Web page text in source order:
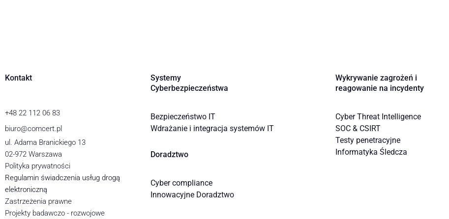
Kontakt
+48 22 112 06 83
biuro@comcert.pl
ul. Adama Branickiego 13
02-972 Warszawa
Polityka prywatności
Regulamin świadczenia usług drogą
elektroniczną
Zastrzeżenia prawne
Projekty badawczo - rozwojowe
Systemy
Cyberbezpieczeństwa
Bezpieczeństwo IT
Wdrażanie i integracja systemów IT
Doradztwo
Cyber compliance
Innowacyjne Doradztwo
Wykrywanie zagrożeń i
reagowanie na incydenty
Cyber Threat Intelligence
SOC & CSIRT
Testy penetracyjne
Informatyka Śledcza